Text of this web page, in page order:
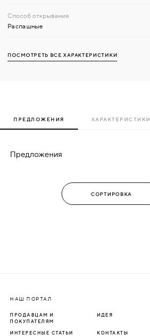
Распашные
ПОСМОТРЕТЬ ВСЕ ХАРАКТЕРИСТИКИ
ПРЕДЛОЖЕНИЯ ХАРАКТЕРИСТИКИ
Предложения
НАШ ПОРТАЛ
ПРОДАВЦАМ И
ПОКУПАТЕЛЯМ
ИДЕЯ
ИНТЕРЕСНЫЕ СТАТЬИ КОНТАКТЫ